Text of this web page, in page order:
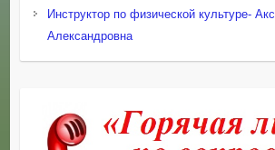
Инструктор по физической культуре-
Александровна